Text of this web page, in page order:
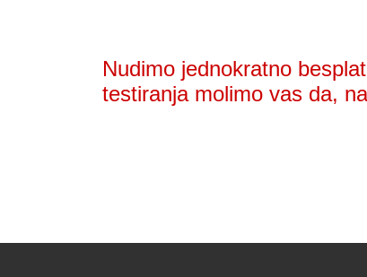
Nudimo jednokratno
testiranja molimo vas da,